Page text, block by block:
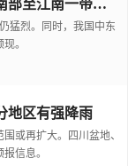
四川陕西等地需警惕降雨叠加致灾 华北南部至江南一带高温频现
猛烈。同时，我国中东
。
地区有强降雨
或再扩大。四川盆地、
信息。